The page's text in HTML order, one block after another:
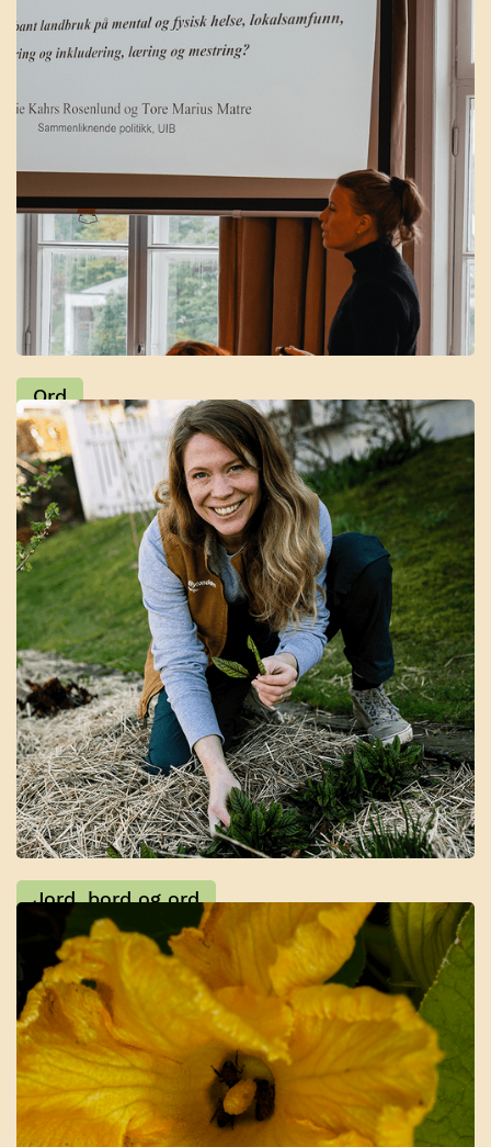
Foredrag og samtale
Ord
Konsulent-Bybonden
Jord, bord og ord